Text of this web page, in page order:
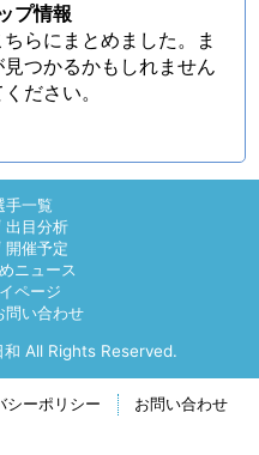
プ情報
らにまとめました。ま
つかるかもしれません
ださい。
手一覧
出目分析
開催予定
ニュース
ページ
問い合わせ
All Rights Reserved.
シーポリシー お問い合わせ